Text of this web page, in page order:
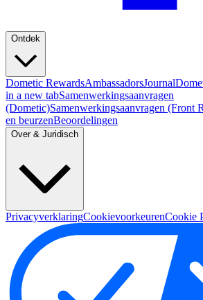
Ontdek
Dometic RewardsAmbassadorsJournal
in a new tabSamenwerkingsaanvragen
(Dometic)Samenwerkingsaanvragen (Front
en beurzenBeoordelingen
Over & Juridisch
PrivacyverklaringCookievoorkeurenCookie